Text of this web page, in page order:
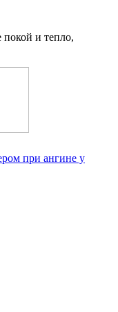
покой и тепло,
при ангине у